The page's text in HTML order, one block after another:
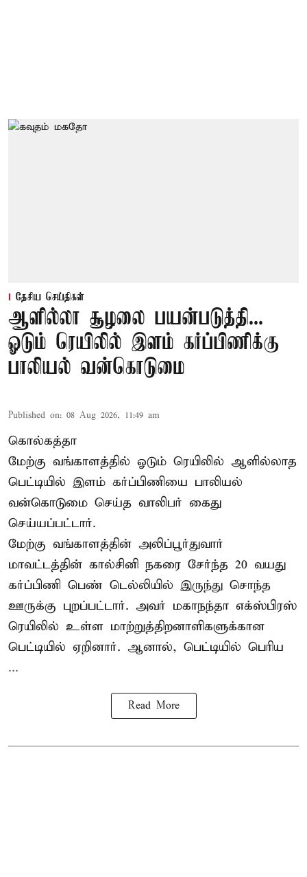
தேசிய செய்திகள்
ஆளில்லா சூழலை பயன்படுத்தி...
ஓடும் ரெயிலில் இளம் கர்ப்பிணிக்கு
பாலியல் வன்கொடுமை
Published on: 08 Aug 2026, 11:49 am
கொல்கத்தா
மேற்கு வங்காளத்தில் ஓடும் ரெயிலில் ஆளில்லாத
பெட்டியில் இளம் கர்ப்பிணியை பாலியல்
வன்கொடுமை செய்த வாலிபர் கைது
செய்யப்பட்டார்.
மேற்கு வங்காளத்தின் அலிப்பூர்துவார்
மாவட்டத்தின் கால்சினி நகரை சேர்ந்த 20 வயது
கர்ப்பிணி பெண் டெல்லியில் இருந்து சொந்த
ஊருக்கு புறப்பட்டார். அவர் மகாநந்தா எக்ஸ்பிரஸ்
ரெயிலில் உள்ள மாற்றுத்திறனாளிகளுக்கான
பெட்டியில் ஏறினார். ஆனால், பெட்டியில் பெரிய
...
Read More